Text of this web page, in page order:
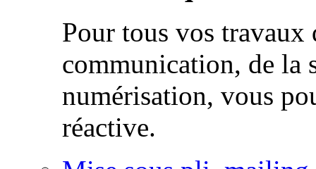
Pour tous vos travaux
communication, de la
numérisation, vous
réactive.